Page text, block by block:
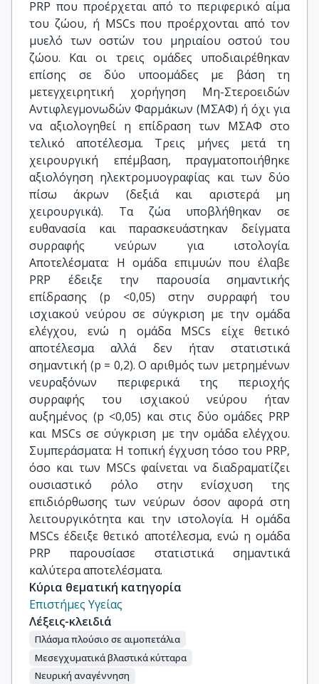
PRP που προέρχεται από το περιφερικό αίμα
του ζώου, ή MSCs που προέρχονται από τον
μυελό των οστών του μηριαίου οστού του
ζώου. Και οι τρεις ομάδες υποδιαιρέθηκαν
επίσης σε δύο υποομάδες με βάση τη
μετεγχειρητική χορήγηση Μη-Στεροειδών
Αντιφλεγμονωδών Φαρμάκων (ΜΣΑΦ) ή όχι για
να αξιολογηθεί η επίδραση των ΜΣΑΦ στο
τελικό αποτέλεσμα. Τρεις μήνες μετά τη
χειρουργική επέμβαση, πραγματοποιήθηκε
αξιολόγηση ηλεκτρομυογραφίας και των δύο
πίσω άκρων (δεξιά και αριστερά μη
χειρουργικά). Τα ζώα υποβλήθηκαν σε
ευθανασία και παρασκευάστηκαν δείγματα
συρραφής νεύρων για ιστολογία.
Αποτελέσματα: Η ομάδα επιμυών που έλαβε
PRP έδειξε την παρουσία σημαντικής
επίδρασης (p <0,05) στην συρραφή του
ισχιακού νεύρου σε σύγκριση με την ομάδα
ελέγχου, ενώ η ομάδα MSCs είχε θετικό
αποτέλεσμα αλλά δεν ήταν στατιστικά
σημαντική (p = 0,2). Ο αριθμός των μετρημένων
νευραξόνων περιφερικά της περιοχής
συρραφής του ισχιακού νεύρου ήταν
αυξημένος (p <0,05) και στις δύο ομάδες PRP
και MSCs σε σύγκριση με την ομάδα ελέγχου.
Συμπεράσματα: Η τοπική έγχυση τόσο του PRP,
όσο και των MSCs φαίνεται να διαδραματίζει
ουσιαστικό ρόλο στην ενίσχυση της
επιδιόρθωσης των νεύρων όσον αφορά στη
λειτουργικότητα και την ιστολογία. Η ομάδα
MSCs έδειξε θετικό αποτέλεσμα, ενώ η ομάδα
PRP παρουσίασε στατιστικά σημαντικά
καλύτερα αποτελέσματα.
Κύρια θεματική κατηγορία
Επιστήμες Υγείας
Λέξεις-κλειδιά
Πλάσμα πλούσιο σε αιμοπετάλια
Μεσεγχυματικά βλαστικά κύτταρα
Νευρική αναγέννηση